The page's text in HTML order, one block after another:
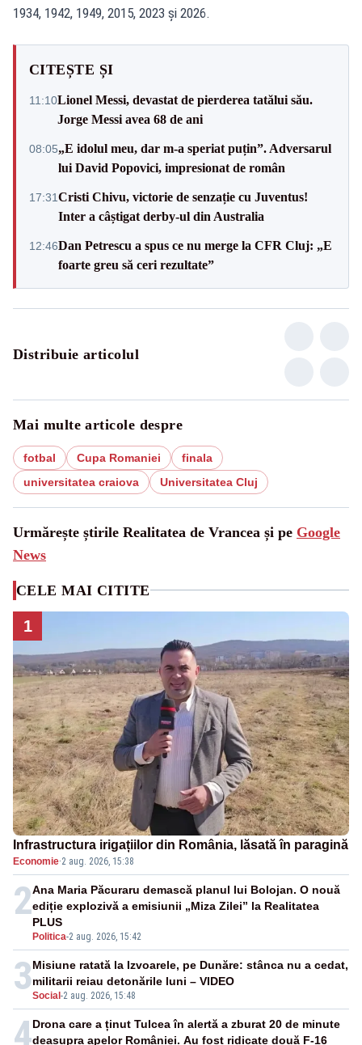
1934, 1942, 1949, 2015, 2023 și 2026.
CITEȘTE ȘI
11:10Lionel Messi, devastat de pierderea tatălui său.
Jorge Messi avea 68 de ani
08:05„E idolul meu, dar m-a speriat puțin”. Adversarul
lui David Popovici, impresionat de român
17:31Cristi Chivu, victorie de senzație cu Juventus!
Inter a câștigat derby-ul din Australia
12:46Dan Petrescu a spus ce nu merge la CFR Cluj: „E
foarte greu să ceri rezultate”
Distribuie articolul
Mai multe articole despre
fotbal Cupa Romaniei
finala
universitatea craiova
Universitatea Cluj
Urmărește știrile Realitatea de Vrancea și pe Google
News
CELE MAI CITITE
1
Infrastructura irigațiilor din România, lăsată în paragină
Economie·2 aug. 2026, 15:38
2
Politica-2 aug. 2026, 15:42
Ana Maria Păcuraru demască planul lui Bolojan. O nouă
ediție explozivă a emisiunii „Miza Zilei” la Realitatea
PLUS
3Social -2 aug. 2026, 15:48
Misiune ratată la Izvoarele, pe Dunăre: stânca nu a cedat,
militarii reiau detonările luni – VIDEO
4Drona care a ținut Tulcea în alertă a zburat 20 de minute
deasupra apelor României. Au fost ridicate două F-16